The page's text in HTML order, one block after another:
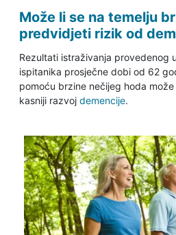
Može li se na temelju
predvidjeti rizik od
Rezultati istraživanja provedenog
ispitanika prosječne dobi od 62
pomoću brzine nečijeg hoda
kasniji razvoj demencije.